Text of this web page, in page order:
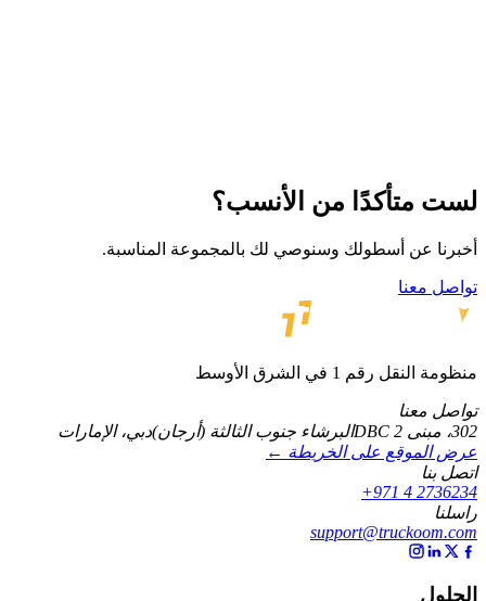
لست متأكدًا من الأنسب؟
أخبرنا عن أسطولك وسنوصي لك بالمجموعة المناسبة.
تواصل معنا
منظومة النقل رقم 1 في الشرق الأوسط
تواصل معنا
302، مبنى DBC 2
البرشاء جنوب الثالثة (أرجان)دبي، الإمارات
عرض الموقع على الخريطة ←
اتصل بنا
+971 4 2736234
راسلنا
support@truckoom.com
الحلول